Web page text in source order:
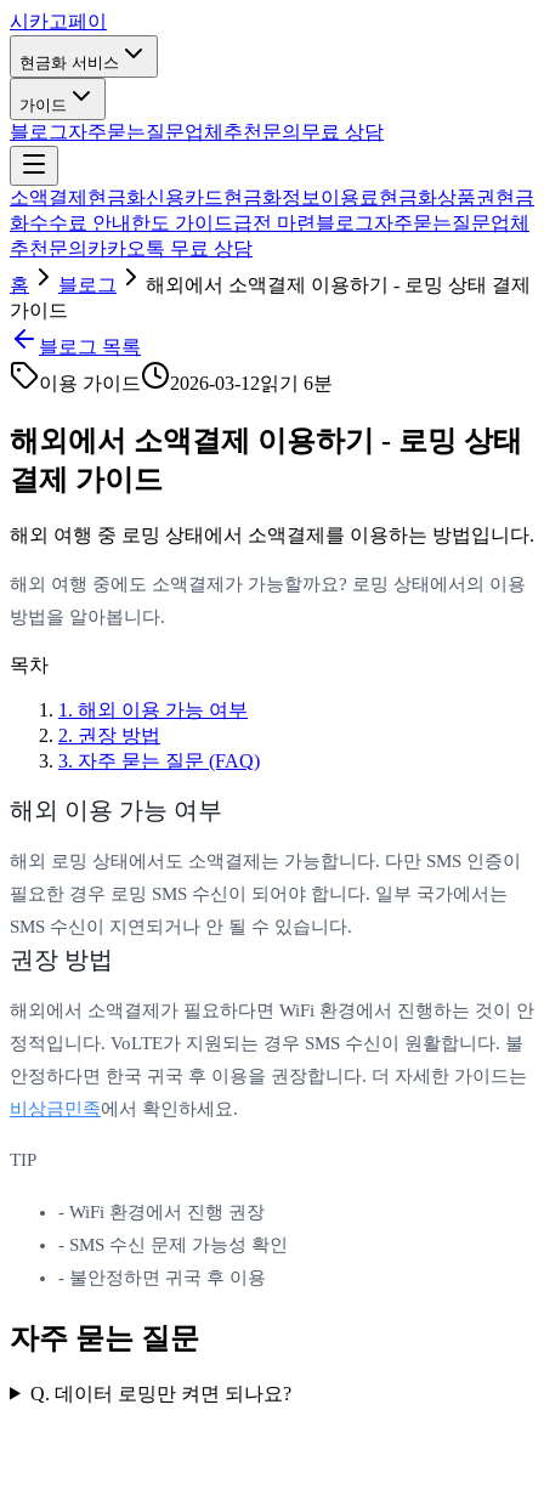
시카고페이
현금화 서비스
가이드
블로그자주묻는질문업체추천 문의 무료 상담
소액결제현금화신용카드현금화정보이용료현금화상품권현금
화수수료 안내 한도 가이드급전 마련 블로그자주묻는질문업체
추천 문의 카카오톡 무료 상담
홈
블로그
해외에서 소액결제 이용하기 - 로밍 상태 결제
가이드
블로그 목록
이용 가이드
2026-03-12읽기 6분
해외에서 소액결제 이용하기 - 로밍 상태
결제 가이드
해외 여행 중 로밍 상태에서 소액결제를 이용하는 방법입니다.
해외 여행 중에도 소액결제가 가능할까요? 로밍 상태에서의 이용
방법을 알아봅니다.
목차
1 . 해외 이용 가능 여부
2. 권장 방법
3. 자주 묻는 질문 (FAQ)
해외 이용 가능 여부
해외 로밍 상태에서도 소액결제는 가능합니다. 다만 SMS 인증이
필요한 경우 로밍 SMS 수신이 되어야 합니다. 일부 국가에서는
SMS 수신이 지연되거나 안 될 수 있습니다.
권장 방법
해외에서 소액결제가 필요하다면 WiFi 환경에서 진행하는 것이 안
정적입니다. VoLTE가 지원되는 경우 SMS 수신이 원활합니다. 불
안정하다면 한국 귀국 후 이용을 권장합니다. 더 자세한 가이드는
비상금민족에서 확인하세요.
TIP
- WiFi 환경에서 진행 권장
- SMS 수신 문제 가능성 확인
- 불안정하면 귀국 후 이용
자주 묻는 질문
Q. 데이터 로밍만 켜면 되나요?